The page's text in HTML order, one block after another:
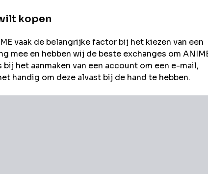
kopen
vaak de belangrijke factor bij het kiezen van een
mee en hebben wij de beste exchanges om
het aanmaken van een account om een e-mail,
handig om deze alvast bij de hand te hebben.